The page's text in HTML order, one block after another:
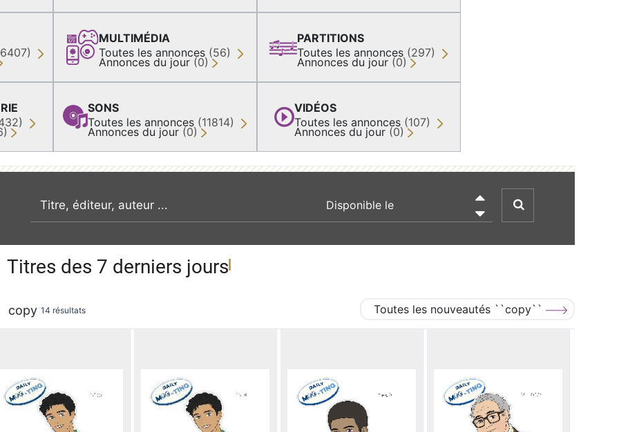
MULTIMÉDIA
Toutes les annonces (56)
Annonces du jour (0)
SONS
Toutes les annonces (11814)
Annonces du jour (0)
PARTITIONS
Toutes les annonces (297)
Annonces du jour (0)
VIDÉOS
Toutes les annonces (107)
Annonces du jour (0)
recherche par mot clé

Titres des 7 derniers jours
copy 14 résultats Toutes les nouveautés ``copy``